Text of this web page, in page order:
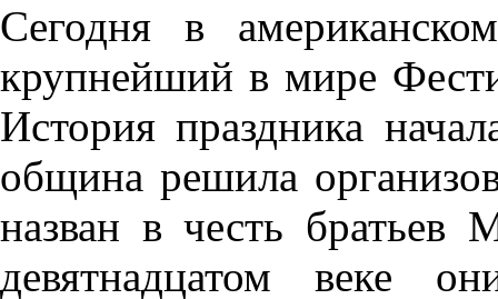
Сегодня в
крупнейший в мире
История праздника
община решила
назван в честь
девятнадцатом веке